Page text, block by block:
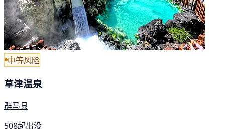
中等风险
草津温泉
群马县
508起出没